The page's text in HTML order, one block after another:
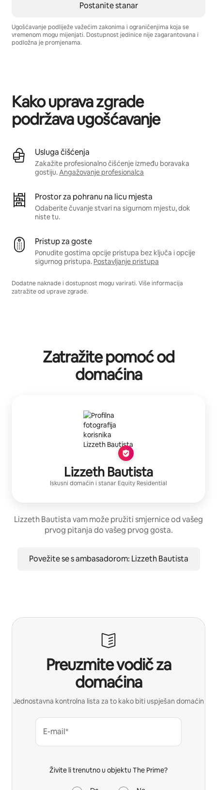
Postanite stanar
Ugošćavanje podliježe važećim zakonima i ograničenjima koja se
vremenom mogu mijenjati. Dostupnost jedinice nije zagarantovana i
podložna je promjenama.
Kako uprava zgrade
podržava ugošćavanje
Usluga čišćenja
Zakažite profesionalno čišćenje između boravaka
gostiju.Angažovanje profesionalca
Prostor za pohranu na licu mjesta
Odaberite čuvanje stvari na sigurnom mjestu, dok
niste tu.
Pristup za goste
Ponudite gostima opcije pristupa bez ključa i opcije
sigurnog pristupa. Postavljanje pristupa
Dodatne naknade i dostupnost mogu varirati. Više informacija
zatražite od uprave zgrade.
Zatražite pomoć od
domaćina
Lizzeth Bautista
Iskusni domaćin i stanar Equity Residential
Lizzeth Bautista vam može pružiti smjernice od vašeg
prvog pitanja do vašeg prvog gosta.
Povežite se s ambasadorom: Lizzeth Bautista
Preuzmite vodič za
domaćina
Jednostavna kontrolna lista za to kako biti uspješan domaćin
E-mail*
Živite li trenutno u objektu The Prime?